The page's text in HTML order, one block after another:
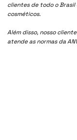
clientes de todo o
cosméticos.
Além disso, nosso
atende as normas da